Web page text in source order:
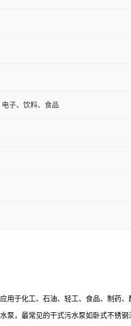
子、饮料、食品
于化工、石油、轻工、食品、制药、
，最常见的干式污水泵如卧式不锈钢